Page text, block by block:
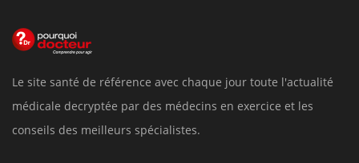
Le site santé de référence avec chaque jour toute l'actualité
médicale decryptée par des médecins en exercice et les
conseils des meilleurs spécialistes.